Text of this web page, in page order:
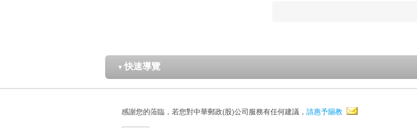
▼ 快速導覽
感謝您的蒞臨，若您對中華郵政(股)公司服務有任何建議， 請惠予賜教